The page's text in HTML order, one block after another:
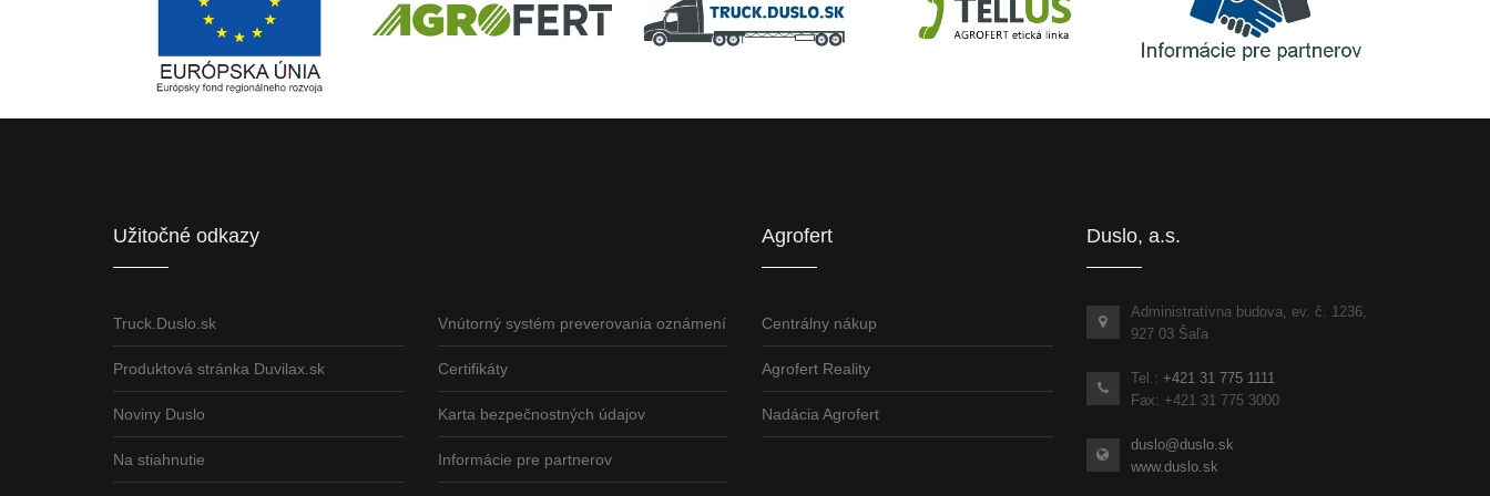
Užitočné odkazy
Truck.Duslo.sk
Produktová stránka Duvilax.sk
Noviny Duslo
Na stiahnutie
Vnútorný systém preverovania oznámení
Certifikáty
Karta bezpečnostných údajov
Informácie pre partnerov
Agrofert
Centrálny nákup
Agrofert Reality
Nadácia Agrofert
Duslo, a.s.
Administratívna budova, ev. č. 1236,
927 03 Šaľa
Tel.: +421 31 775 1111
Fax: +421 31 775 3000
duslo@duslo.sk
www.duslo.sk